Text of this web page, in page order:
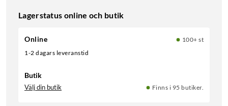
Lagerstatus online och butik
Online
100+ st
1-2 dagars leveranstid
Butik
Välj din butik Finns i 95 butiker.